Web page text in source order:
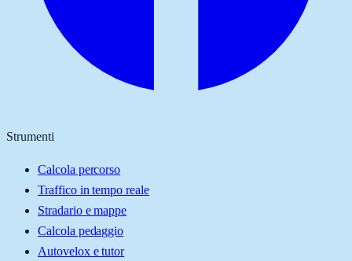
Strumenti
Calcola percorso
Traffico in tempo reale
Stradario e mappe
Calcola pedaggio
Autovelox e tutor